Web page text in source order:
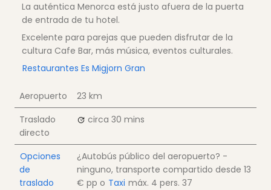
La auténtica Menorca está justo afuera de la puerta
de entrada de tu hotel.
Excelente para parejas que pueden disfrutar de la
cultura Cafe Bar, más música, eventos culturales.
Restaurantes Es Migjorn Gran
Aeropuerto
23 km
Traslado
directo
circa 30 mins
Opciones
de
traslado
¿Autobús público del aeropuerto? -
ninguno, transporte compartido desde 13
€ pp o Taxi máx. 4 pers. 37